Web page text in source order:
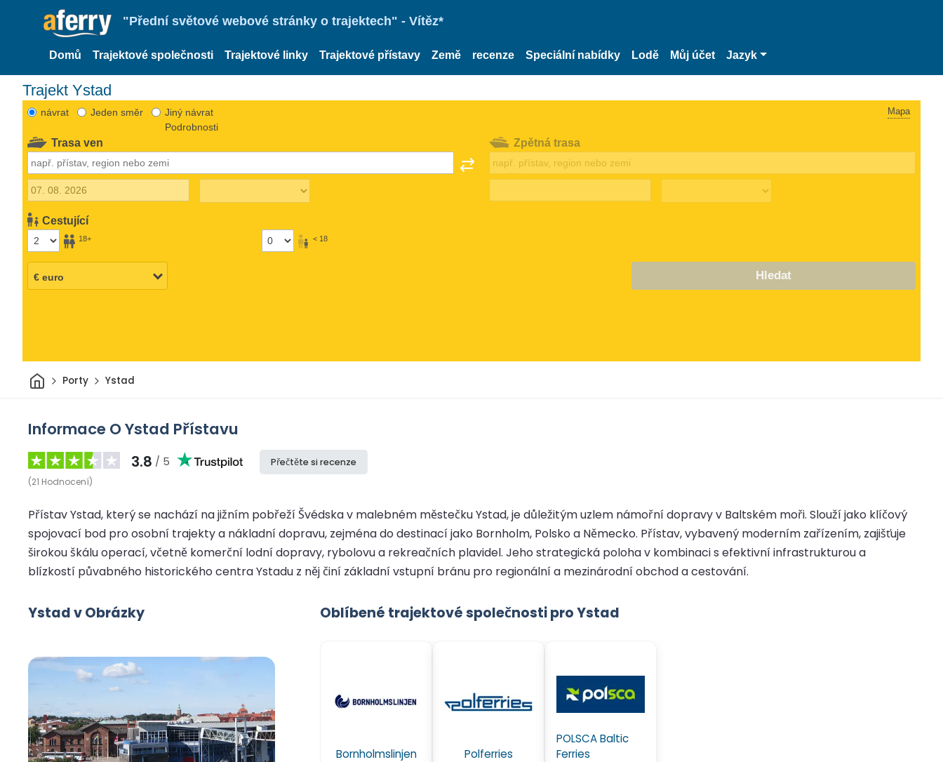
"Přední světové webové stránky o trajektech" - Vítěz*
Domů Trajektové společnosti Trajektové linky Trajektové přístavy Země recenze Speciální nabídky Lodě Můj účet Jazyk
Trajekt Ystad
návrat Jeden směr
Jiný návrat
Podrobnosti
Mapa
Trasa ven
Cestující
18+ < 18
Zpětná trasa
Hledat
Domov
Porty Ystad
Informace O Ystad Přístavu
3.8 / 5
(21 Hodnocení)
Přečtěte si recenze
Přístav Ystad, který se nachází na jižním pobřeží Švédska v malebném městečku Ystad, je důležitým uzlem námořní dopravy v Baltském moři. Slouží jako klíčový
spojovací bod pro osobní trajekty a nákladní dopravu, zejména do destinací jako Bornholm, Polsko a Německo. Přístav, vybavený moderním zařízením, zajišťuje
širokou škálu operací, včetně komerční lodní dopravy, rybolovu a rekreačních plavidel. Jeho strategická poloha v kombinaci s efektivní infrastrukturou a
blízkostí půvabného historického centra Ystadu z něj činí základní vstupní bránu pro regionální a mezinárodní obchod a cestování.
Ystad v Obrázky Oblíbené trajektové společnosti pro Ystad
Bornholmslinjen Polferries
POLSCA Baltic
Ferries